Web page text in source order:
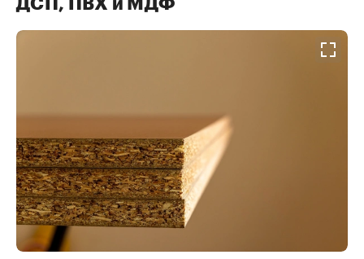
ДСП, ПВХ и МДФ